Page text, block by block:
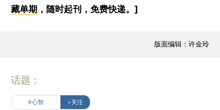
藏单期 ，随时起刊，免费快递。]
版面编辑：许金玲
话题：
#心智 +关注